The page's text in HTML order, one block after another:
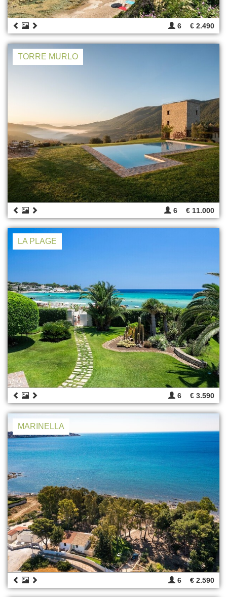
6 € 2.490
TORRE MURLO
6 € 11.000
LA PLAGE
6 € 3.590
MARINELLA
6 € 2.590